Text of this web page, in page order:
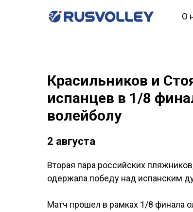
О
Красильников и
испанцев в 1/8
волейболу
2 августа
Вторая пара российских
одержала победу над испанским
Матч прошел в рамках 1/8 финала